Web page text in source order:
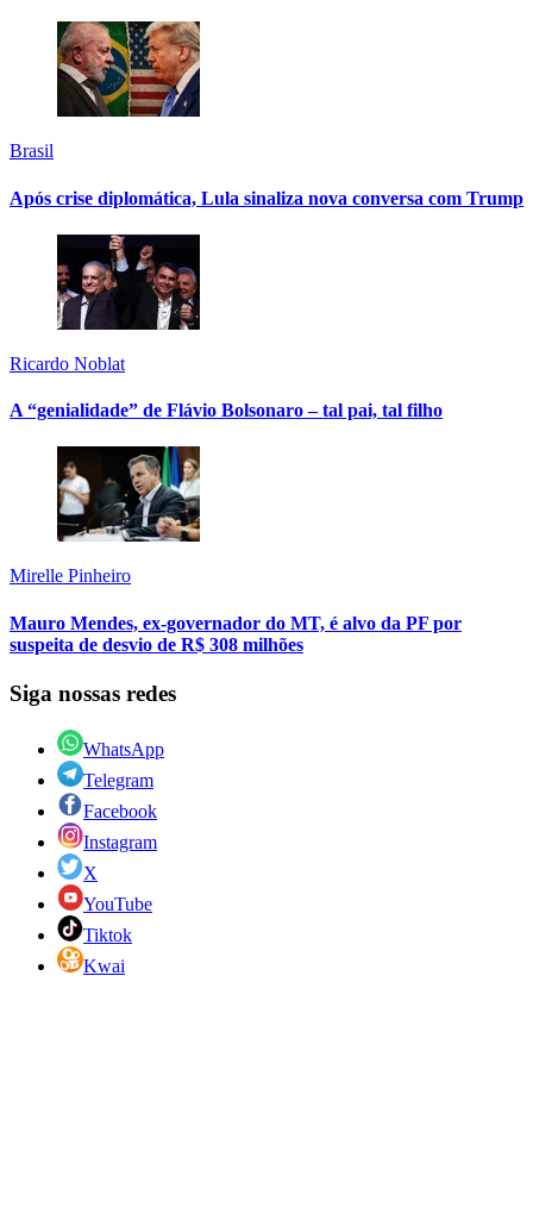
Brasil
Após crise diplomática, Lula sinaliza nova conversa com Trump
Ricardo Noblat
A “genialidade” de Flávio Bolsonaro – tal pai, tal filho
Mirelle Pinheiro
Mauro Mendes, ex-governador do MT, é alvo da PF por
suspeita de desvio de R$ 308 milhões
Siga nossas redes
WhatsApp
Telegram
Facebook
Instagram
X
YouTube
Tiktok
Kwai